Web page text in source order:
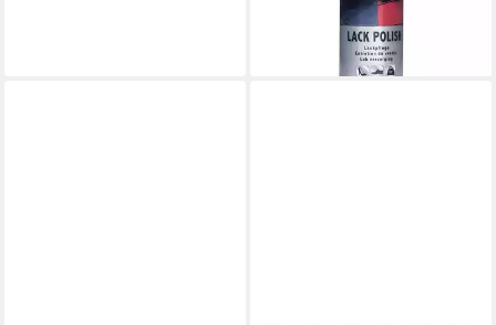
lieferbar - in 3-4 Werktagen bei dir